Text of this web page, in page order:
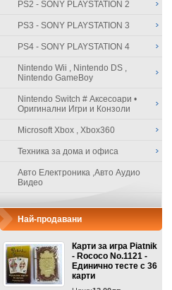
PS2 - SONY PLAYSTATION 2
PS3 - SONY PLAYSTATION 3
PS4 - SONY PLAYSTATION 4
Nintendo Wii , Nintendo DS ,
Nintendo GameBoy
Nintendo Switch # Аксесоари •
Оригинални Игри и Конзоли
Microsoft Xbox , Xbox360
Техника за дома и офиса
Авто Електроника ,Авто Аудио
Видео
Най-продавани
Карти за игра Piatnik
- Rococo No.1121 -
Единично тесте с 36
карти